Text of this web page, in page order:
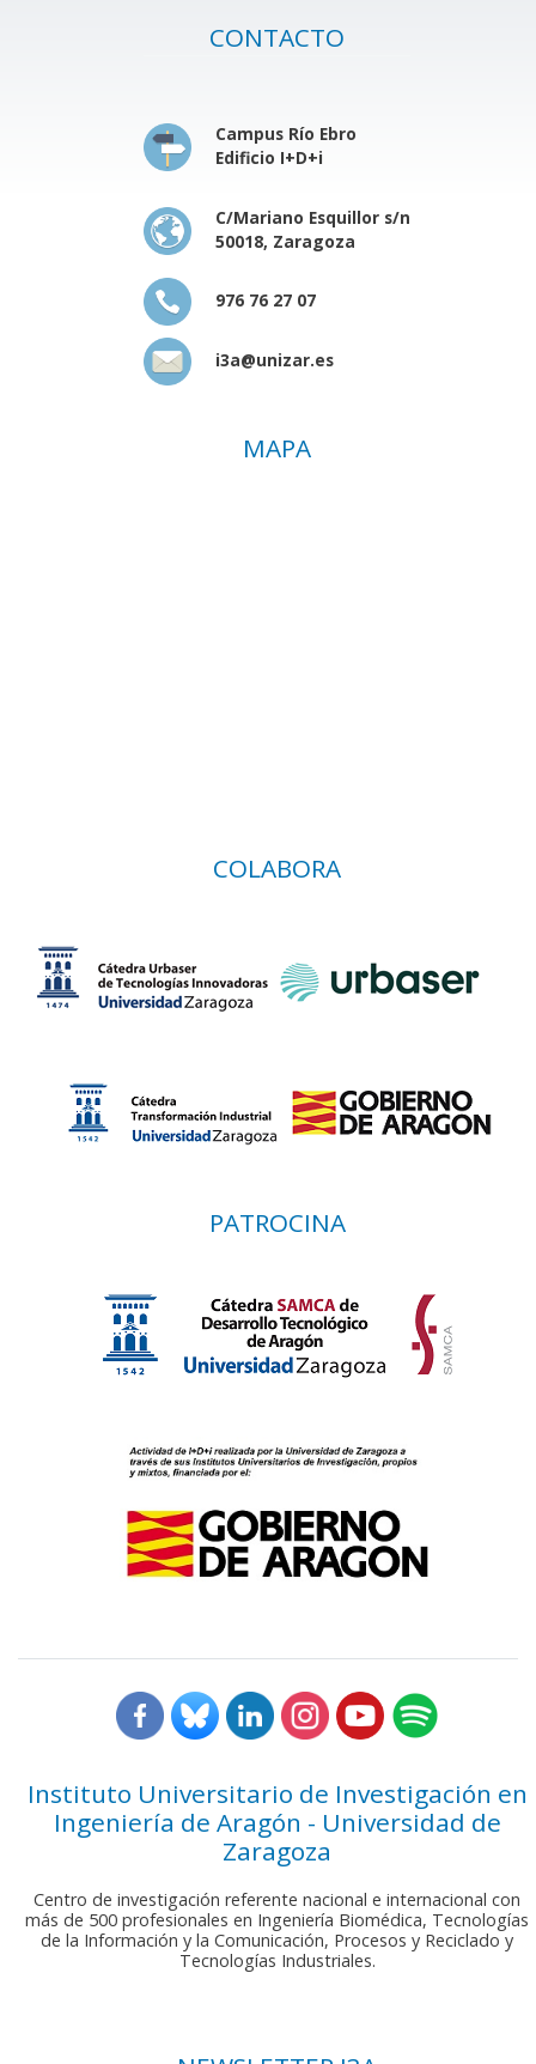
CONTACTO
Campus Río Ebro
Edificio I+D+i
C/Mariano Esquillor s/n
50018, Zaragoza
976 76 27 07
i3a@unizar.es
MAPA
COLABORA
PATROCINA
Instituto Universitario de Investigación en
Ingeniería de Aragón - Universidad de
Zaragoza
Centro de investigación referente nacional e internacional con
más de 500 profesionales en Ingeniería Biomédica, Tecnologías
de la Información y la Comunicación, Procesos y Reciclado y
Tecnologías Industriales.